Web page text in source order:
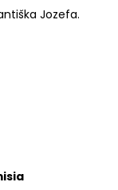
Jozefa.